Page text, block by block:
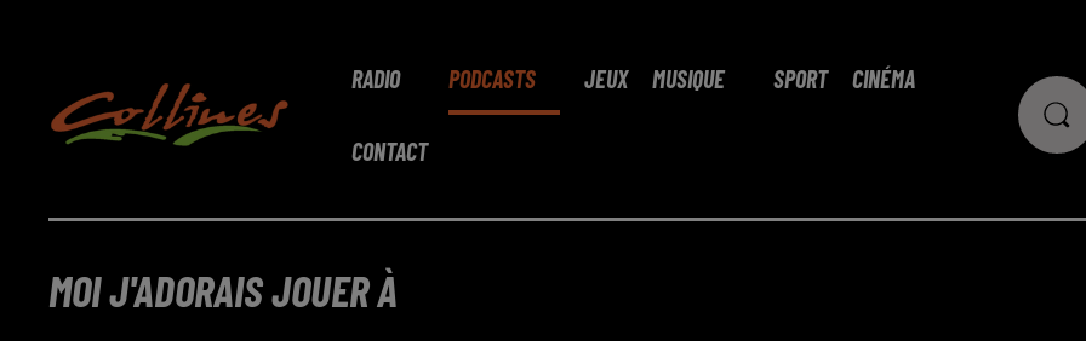
RADIO PODCASTS JEUX MUSIQUE SPORT CINÉMA
CONTACT
MOI J'ADORAIS JOUER À